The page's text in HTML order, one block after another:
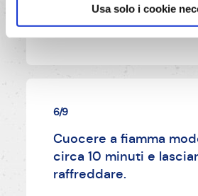
Usa solo i cookie
AVANTI
6/9
Cuocere a fiamma
circa 10 minuti e lasciar
raffreddare.